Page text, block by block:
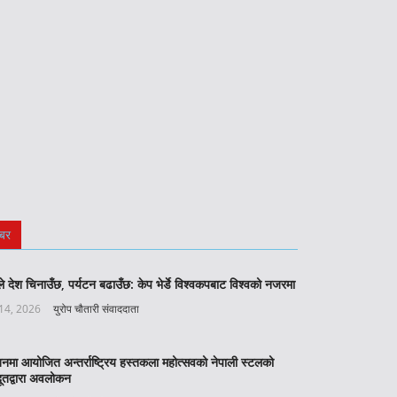
चिनाउँछ, पर्यटन बढाउँछ: केप भेर्डे विश्वकपबाट विश्वको नजरमा
2026 युरोप चौतारी संवाददाता
आयोजित अन्तर्राष्ट्रिय हस्तकला महोत्सवको नेपाली स्टलको
अवलोकन